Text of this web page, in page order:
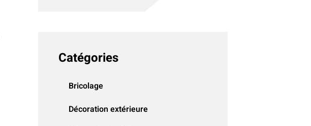
Catégories
Bricolage
Décoration extérieure